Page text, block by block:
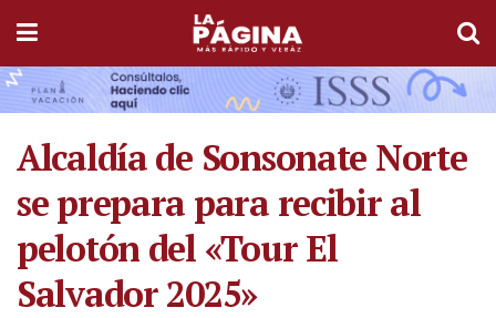
Alcaldía de Sonsonate Norte
se prepara para recibir al
pelotón del «Tour El
Salvador 2025»